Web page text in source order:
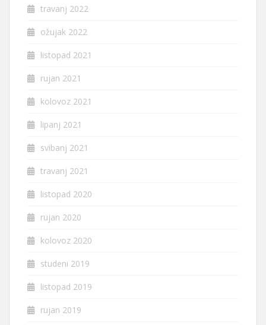
travanj 2022
ožujak 2022
listopad 2021
rujan 2021
kolovoz 2021
lipanj 2021
svibanj 2021
travanj 2021
listopad 2020
rujan 2020
kolovoz 2020
studeni 2019
listopad 2019
rujan 2019